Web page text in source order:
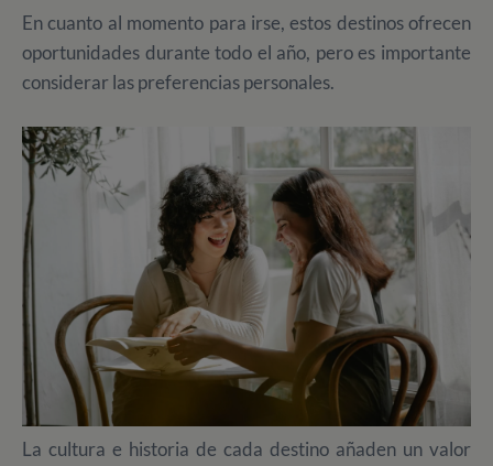
En cuanto al momento para irse, estos destinos ofrecen
oportunidades durante todo el año, pero es importante
considerar las preferencias personales.
La cultura e historia de cada destino añaden un valor